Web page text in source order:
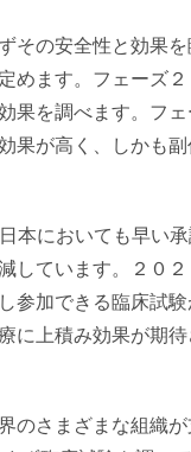
その安全性と効果を
めます。フェーズ
を調べます。フ
果が高く、しかも
本においても早い
しています。２０
参加できる臨床試
に上積み効果が期
のさまざまな組織